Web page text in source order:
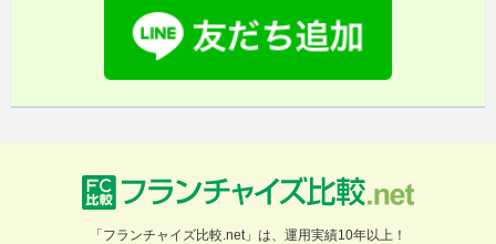
「フランチャイズ比較.net」は、運用実績10年以上！